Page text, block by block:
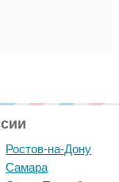
Ростов-на-Дону
Самара